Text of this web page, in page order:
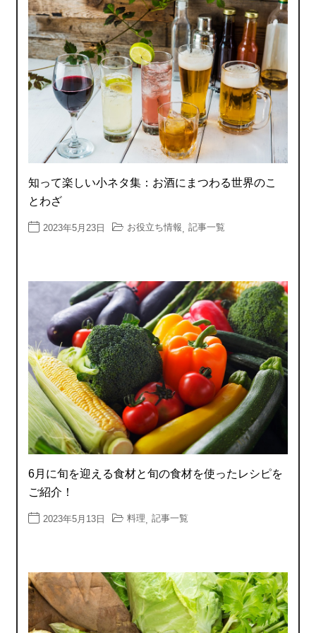
知って楽しい小ネタ集：お酒にまつわる世界のこ
とわざ
2023年5月23日 お役立ち情報, 記事一覧
6月に旬を迎える食材と旬の食材を使ったレシピを
ご紹介！
2023年5月13日 料理, 記事一覧